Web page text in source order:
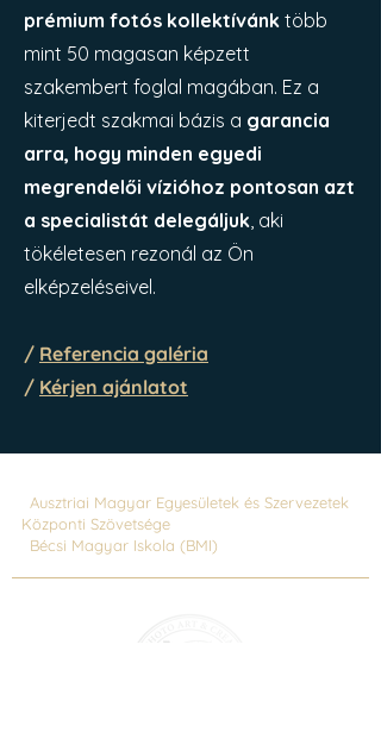
prémium fotós kollektívánk több
mint 50 magasan képzett
szakembert foglal magában. Ez a
kiterjedt szakmai bázis a garancia
arra, hogy minden egyedi
megrendelői vízióhoz pontosan azt
a specialistát delegáljuk, aki
tökéletesen rezonál az Ön
elképzeléseivel.
/ Referencia galéria
/ Kérjen ajánlatot
Ausztriai Magyar Egyesületek és Szervezetek
Központi Szövetsége
Bécsi Magyar Iskola (BMI)